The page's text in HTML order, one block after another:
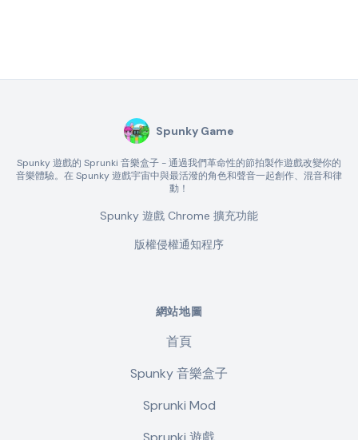
Spunky Game
Spunky 遊戲的 Sprunki 音樂盒子 - 通過我們革命性的節拍製作遊戲改變你的
音樂體驗。在 Spunky 遊戲宇宙中與最活潑的角色和聲音一起創作、混音和律
動！
Spunky 遊戲 Chrome 擴充功能
版權侵權通知程序
網站地圖
首頁
Spunky 音樂盒子
Sprunki Mod